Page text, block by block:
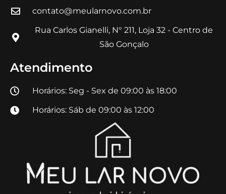
contato@meularnovo.com.br
Rua Carlos Gianelli, N° 211, Loja 32 - Centro de
São Gonçalo
Atendimento
Horários: Seg - Sex de 09:00 às 18:00
Horários: Sáb de 09:00 às 12:00